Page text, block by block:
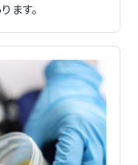
ます。